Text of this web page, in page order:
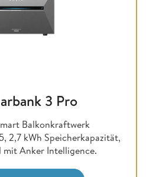
3 Pro
Balkonkraftwerk
2,7 kWh Speicherkapazität,
mit Anker Intelligence.